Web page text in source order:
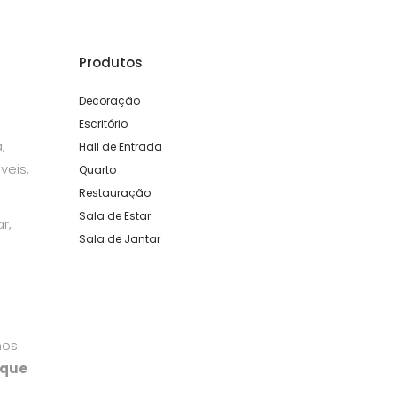
Produtos
Decoração
Escritório
Hall de Entrada
Quarto
Restauração
Sala de Estar
Sala de Jantar